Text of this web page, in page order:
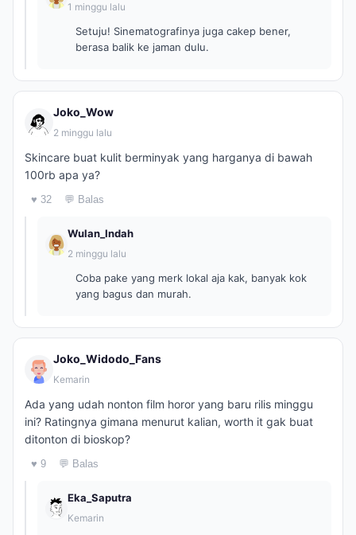
1 minggu lalu
Setuju! Sinematografinya juga cakep bener,
berasa balik ke jaman dulu.
Joko_Wow
2 minggu lalu
Skincare buat kulit berminyak yang harganya di bawah
100rb apa ya?
♥ 32 💬 Balas
Wulan_Indah
2 minggu lalu
Coba pake yang merk lokal aja kak, banyak kok
yang bagus dan murah.
Joko_Widodo_Fans
Kemarin
Ada yang udah nonton film horor yang baru rilis minggu
ini? Ratingnya gimana menurut kalian, worth it gak buat
ditonton di bioskop?
♥ 9 💬 Balas
Eka_Saputra
Kemarin